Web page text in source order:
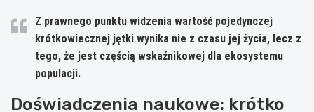
Z prawnego punktu widzenia wartość pojedynczej
krótkowiecznej jętki wynika nie z czasu jej życia, lecz z
tego, że jest częścią wskaźnikowej dla ekosystemu
populacji.
Doświadczenia naukowe: krótko